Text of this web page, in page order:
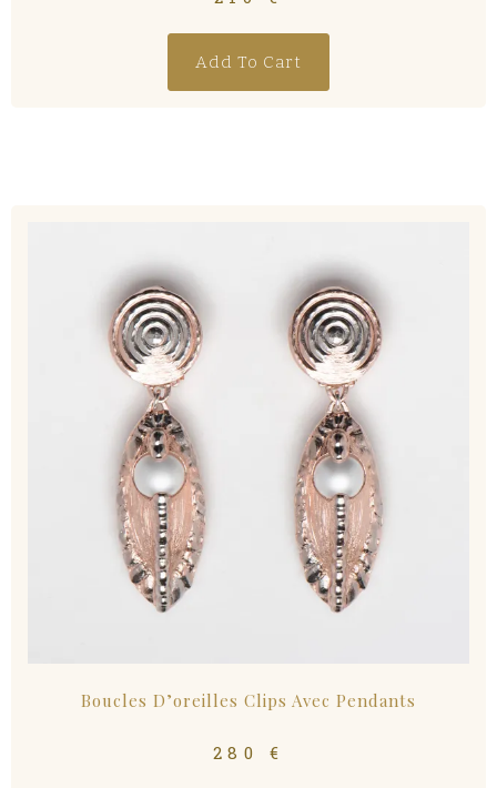
Add To Cart
Boucles D’oreilles Clips Avec Pendants
280 €